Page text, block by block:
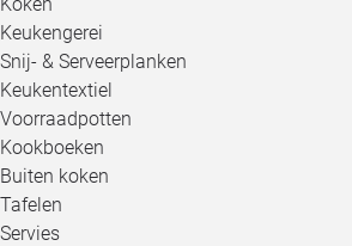
Keukengerei
Snij- & Serveerplanken
Keukentextiel
Voorraadpotten
Kookboeken
Buiten koken
Tafelen
Servies